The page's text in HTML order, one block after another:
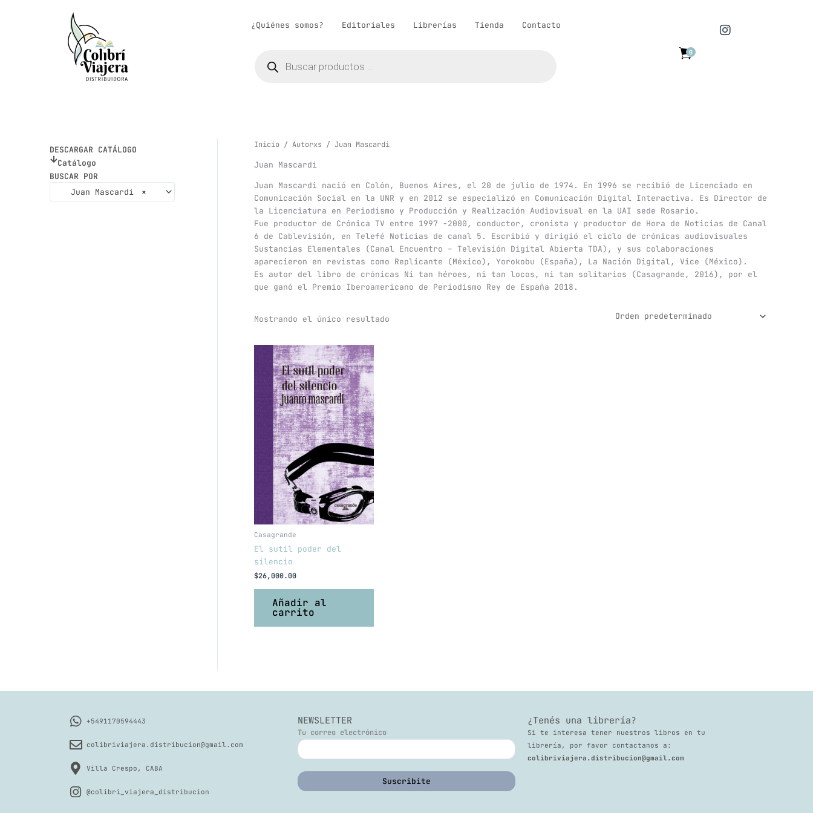
¿Quiénes somos? Editoriales Librerías Tienda Contacto
productos
0
I
n
DESCARGAR CATÁLOGO
Catálogo
BUSCAR POR
×
Juan Mascardi
Inicio / Autorxs / Juan Mascardi
Juan Mascardi
Juan Mascardi nació en Colón, Buenos Aires, el 20 de julio de 1974. En 1996 se recibió de Licenciado en
Comunicación Social en la UNR y en 2012 se especializó en Comunicación Digital Interactiva. Es Director de
la Licenciatura en Periodismo y Producción y Realización Audiovisual en la UAI sede Rosario.
Fue productor de Crónica TV entre 1997 -2000, conductor, cronista y productor de Hora de Noticias de Canal
6 de Cablevisión, en Telefé Noticias de canal 5. Escribió y dirigió el ciclo de crónicas audiovisuales
Sustancias Elementales (Canal Encuentro – Televisión Digital Abierta TDA), y sus colaboraciones
aparecieron en revistas como Replicante (México), Yorokobu (España), La Nación Digital, Vice (México).
Es autor del libro de crónicas Ni tan héroes, ni tan locos, ni tan solitarios (Casagrande, 2016), por el
que ganó el Premio Iberoamericano de Periodismo Rey de España 2018.
Mostrando el único resultado
Casagrande
El sutil poder del
silencio
$26,000.00
Añadir al
carrito
+5491170594443
colibriviajera.distribucion@gmail.com
Villa Crespo, CABA
@colibri_viajera_distribucion
NEWSLETTER
Tu correo electrónico
¿Tenés una librería?
Si te interesa tener nuestros libros en tu
librería, por favor contactanos a:
colibriviajera.distribucion@gmail.com